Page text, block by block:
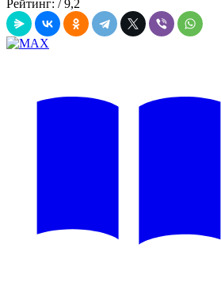
Рейтинг: / 9,2